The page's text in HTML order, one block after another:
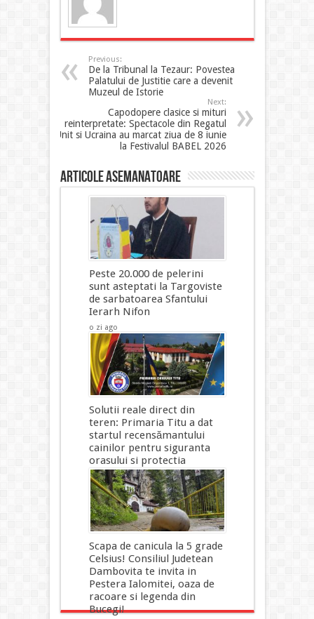
Previous:
De la Tribunal la Tezaur: Povestea
Palatului de Justitie care a devenit
Muzeul de Istorie
Next:
Capodopere clasice si mituri
reinterpretate: Spectacole din Regatul
Unit si Ucraina au marcat ziua de 8 iunie
la Festivalul BABEL 2026
Articole asemanatoare
Peste 20.000 de pelerini
sunt asteptati la Targoviste
de sarbatoarea Sfantului
Ierarh Nifon
o zi ago
Solutii reale direct din
teren: Primaria Titu a dat
startul recensămantului
cainilor pentru siguranta
orasului si protectia
animalelor!
2 zile ago
Scapa de canicula la 5 grade
Celsius! Consiliul Judetean
Dambovita te invita in
Pestera Ialomitei, oaza de
racoare si legenda din
Bucegi!